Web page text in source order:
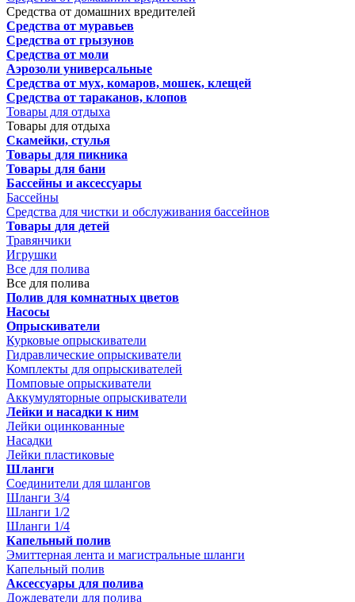
Средства от домашних вредителей
Средства от муравьев
Средства от грызунов
Средства от моли
Аэрозоли универсальные
Средства от мух, комаров, мошек, клещей
Средства от тараканов, клопов
Товары для отдыха
Товары для отдыха
Скамейки, стулья
Товары для пикника
Товары для бани
Бассейны и аксессуары
Бассейны
Средства для чистки и обслуживания бассейнов
Товары для детей
Травянчики
Игрушки
Все для полива
Все для полива
Полив для комнатных цветов
Насосы
Опрыскиватели
Курковые опрыскиватели
Гидравлические опрыскиватели
Комплекты для опрыскивателей
Помповые опрыскиватели
Аккумуляторные опрыскиватели
Лейки и насадки к ним
Лейки оцинкованные
Насадки
Лейки пластиковые
Шланги
Соединители для шлангов
Шланги 3/4
Шланги 1/2
Шланги 1/4
Капельный полив
Эмиттерная лента и магистральные шланги
Капельный полив
Аксессуары для полива
Дождеватели для полива